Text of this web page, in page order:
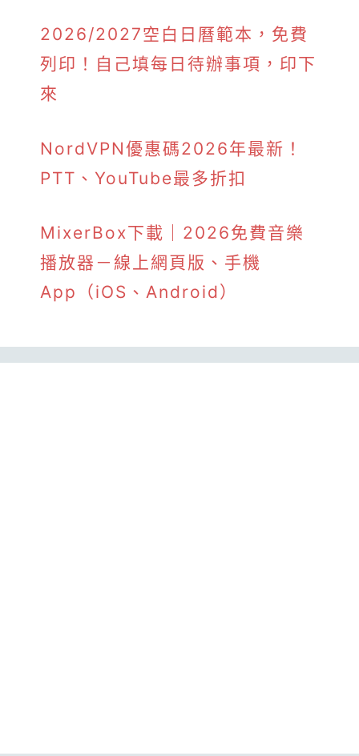
2026/2027空白日曆範本，免費
列印！自己填每日待辦事項，印下
來
NordVPN優惠碼2026年最新！
PTT、YouTube最多折扣
MixerBox下載｜2026免費音樂
播放器－線上網頁版、手機
App（iOS、Android）